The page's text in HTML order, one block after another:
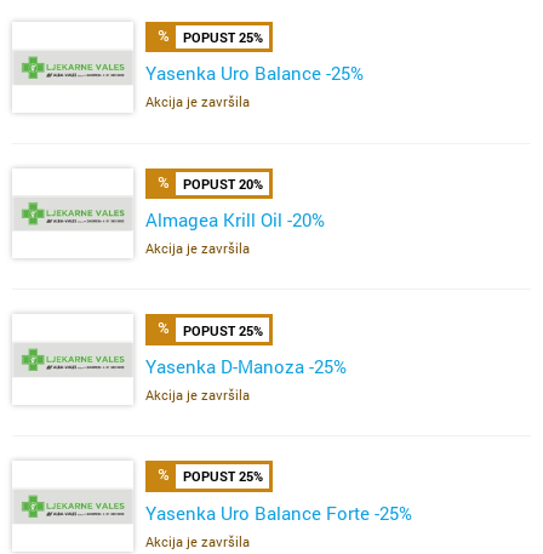
POPUST 25%
Yasenka Uro Balance -25%
Akcija je završila
POPUST 20%
Almagea Krill Oil -20%
Akcija je završila
POPUST 25%
Yasenka D-Manoza -25%
Akcija je završila
POPUST 25%
Yasenka Uro Balance Forte -25%
Akcija je završila